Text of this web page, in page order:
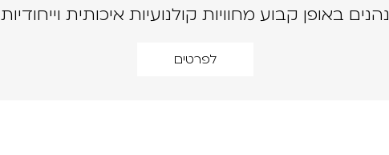
נהנים באופן קבוע מחוויות קולנועיות איכותית וייחודיות
לפרטים